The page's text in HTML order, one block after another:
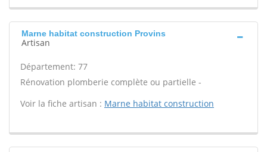
Marne habitat construction Provins
Artisan
Département: 77
Rénovation plomberie complète ou partielle -
Voir la fiche artisan : Marne habitat construction